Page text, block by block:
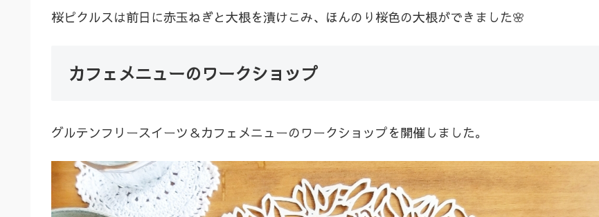
桜ピクルスは前日に赤玉ねぎと大根を漬けこみ、ほんのり桜色の大根ができました🌸
カフェメニューのワークショップ
グルテンフリースイーツ＆カフェメニューのワークショップを開催しました。